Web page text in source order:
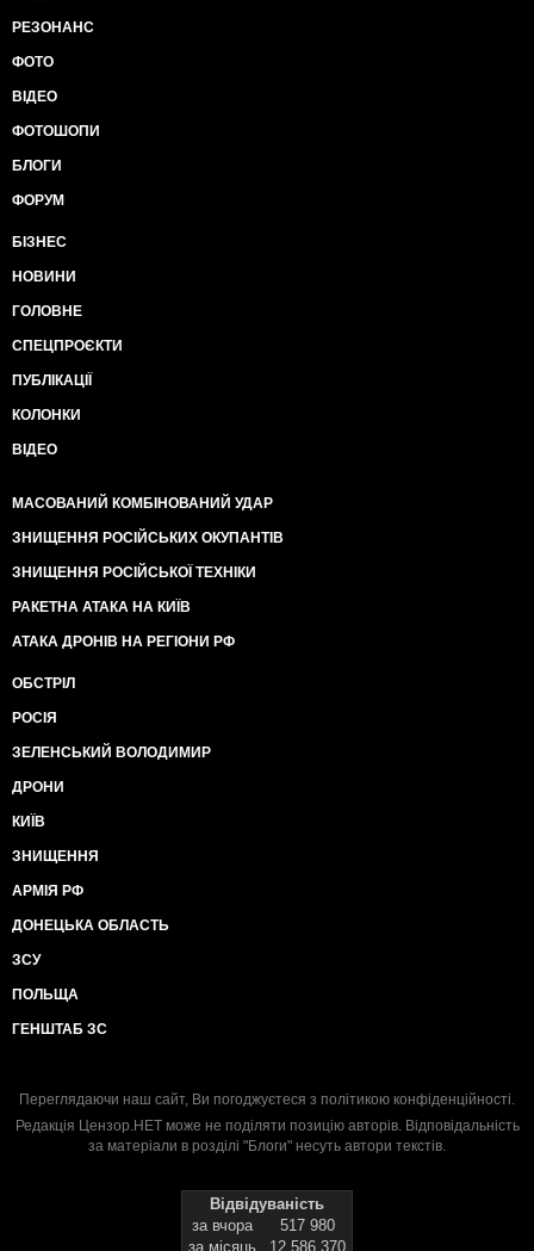
РЕЗОНАНС
ФОТО
ВІДЕО
ФОТОШОПИ
БЛОГИ
ФОРУМ
БІЗНЕС
НОВИНИ
ГОЛОВНЕ
СПЕЦПРОЄКТИ
ПУБЛІКАЦІЇ
КОЛОНКИ
ВІДЕО
МАСОВАНИЙ КОМБІНОВАНИЙ УДАР
ЗНИЩЕННЯ РОСІЙСЬКИХ ОКУПАНТІВ
ЗНИЩЕННЯ РОСІЙСЬКОЇ ТЕХНІКИ
РАКЕТНА АТАКА НА КИЇВ
АТАКА ДРОНІВ НА РЕГІОНИ РФ
ОБСТРІЛ
РОСІЯ
ЗЕЛЕНСЬКИЙ ВОЛОДИМИР
ДРОНИ
КИЇВ
ЗНИЩЕННЯ
АРМІЯ РФ
ДОНЕЦЬКА ОБЛАСТЬ
ЗСУ
ПОЛЬЩА
ГЕНШТАБ ЗС
Переглядаючи наш сайт, Ви погоджуєтеся з політикою конфіденційності.
Редакція Цензор.НЕТ може не поділяти позицію авторів. Відповідальність
за матеріали в розділі "Блоги" несуть автори текстів.
Відвідуваність
за вчора
517 980
за місяць
12 586 370